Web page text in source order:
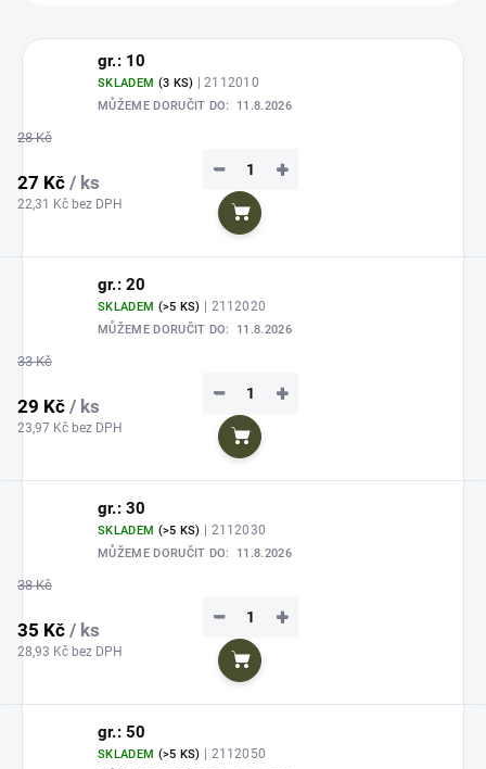
gr.: 10
SKLADEM (3 KS) | 2112010
MŮŽEME DORUČIT DO: 11.8.2026
28 Kč
27 Kč / ks
22,31 Kč bez DPH
+
−
Do košíku
gr.: 20
SKLADEM (>5 KS) | 2112020
MŮŽEME DORUČIT DO: 11.8.2026
33 Kč
29 Kč / ks
23,97 Kč bez DPH
+
−
Do košíku
gr.: 30
SKLADEM (>5 KS) | 2112030
MŮŽEME DORUČIT DO: 11.8.2026
38 Kč
35 Kč / ks
28,93 Kč bez DPH
+
−
Do košíku
gr.: 50
SKLADEM (>5 KS) | 2112050